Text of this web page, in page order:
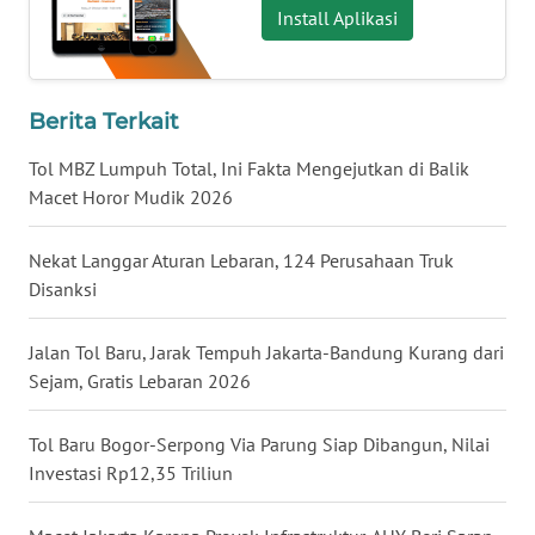
Install Aplikasi
Berita Terkait
Tol MBZ Lumpuh Total, Ini Fakta Mengejutkan di Balik
Macet Horor Mudik 2026
Nekat Langgar Aturan Lebaran, 124 Perusahaan Truk
Disanksi
Jalan Tol Baru, Jarak Tempuh Jakarta-Bandung Kurang dari
Sejam, Gratis Lebaran 2026
Tol Baru Bogor-Serpong Via Parung Siap Dibangun, Nilai
Investasi Rp12,35 Triliun
WN
BABEL
WN
WN
WN
BENGKULU
WN
LAMPUNG
WN
JATENG